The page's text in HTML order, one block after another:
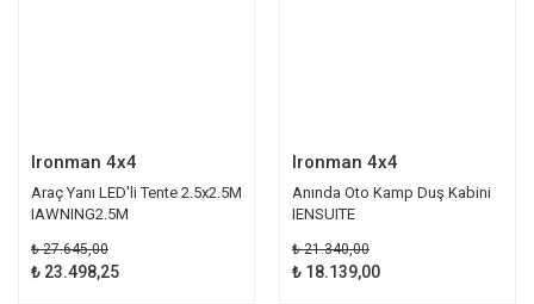
Ironman 4x4
Araç Yanı LED'li Tente 2.5x2.5M
IAWNING2.5M
₺ 27.645,00
₺ 23.498,25
Ironman 4x4
Anında Oto Kamp Duş Kabini
IENSUITE
₺ 21.340,00
₺ 18.139,00